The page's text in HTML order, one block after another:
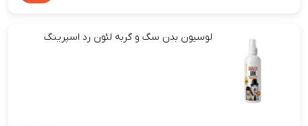
لوسیون بدن سگ و گربه لئون رد اسپرینگ